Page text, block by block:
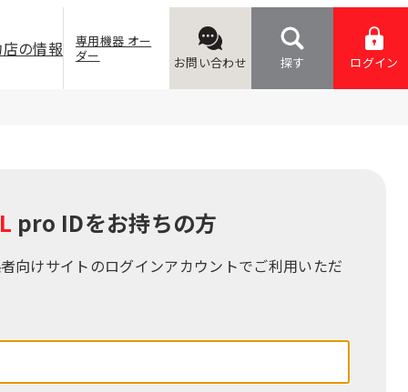
の情報
専用機器 オー
ダー
お問い合わせ 探す ログイン
pro IDをお持ちの⽅
向けサイトのログインアカウントでご利⽤いただ